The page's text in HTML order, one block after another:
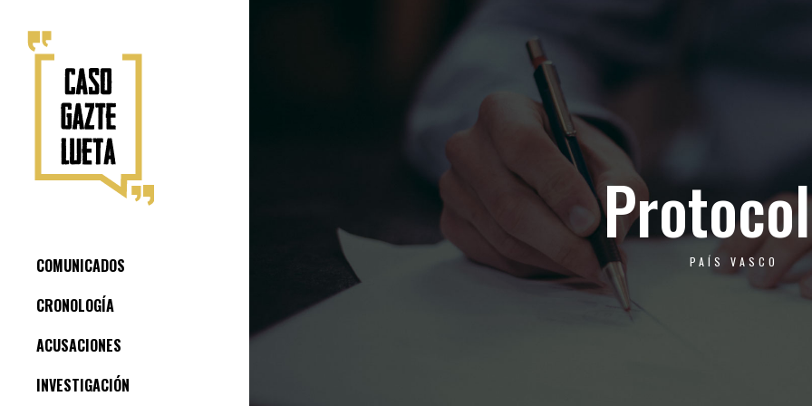
COMUNICADOS
CRONOLOGÍA
ACUSACIONES
INVESTIGACIÓN
PAÍS VASCO